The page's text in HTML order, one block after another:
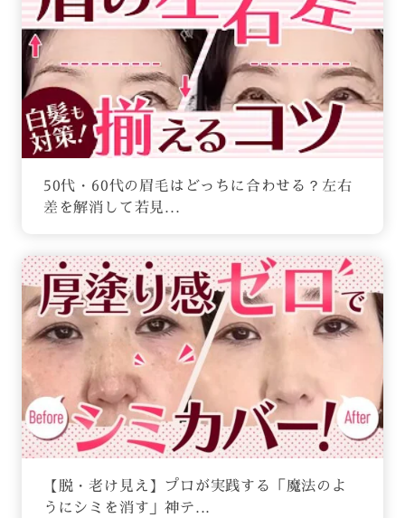
50代・60代の眉毛はどっちに合わせる？左右
差を解消して若見...
【脱・老け見え】プロが実践する「魔法のよ
うにシミを消す」神テ...